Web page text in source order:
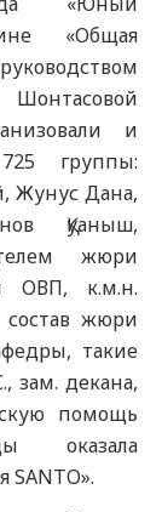
«Общая
и
группы:
Жунус Дана,
Қуаныш,
жюри
ОВП, к.м.н.
состав жюри
такие
зам. декана,
помощь
оказала